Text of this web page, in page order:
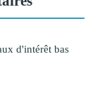
d'intérêt bas